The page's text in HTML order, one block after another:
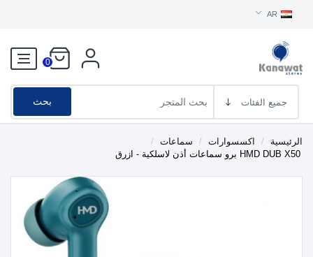
AR
0
بحث
الرئيسية / اكسسوارات / سماعات
/
HMD DUB X50 برو سماعات أذن لاسلكية - ازرق